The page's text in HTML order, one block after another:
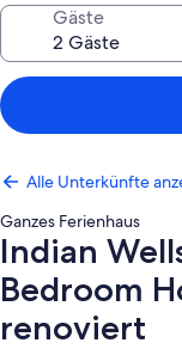
Gäste
Alle Unterkünfte
Ganzes Ferienhaus
Indian
Bedroom
renoviert